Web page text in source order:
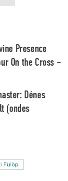
Presence
On the Cross –
Dénes
(ondes
Fülöp